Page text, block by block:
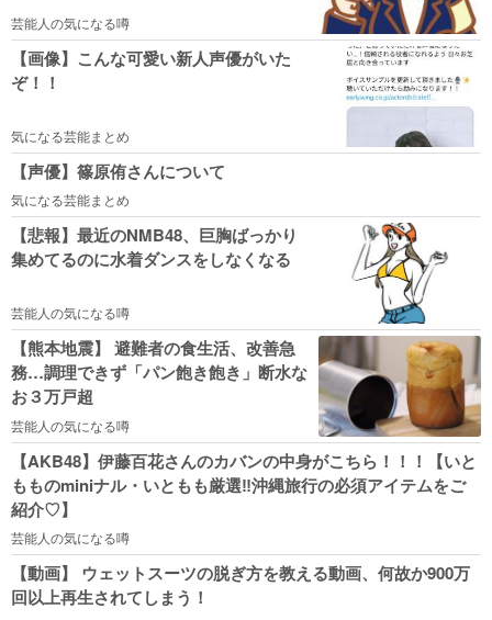
芸能人の気になる噂
【画像】こんな可愛い新人声優がいた
ぞ！！
気になる芸能まとめ
【声優】篠原侑さんについて
気になる芸能まとめ
【悲報】最近のNMB48、巨胸ばっかり
集めてるのに水着ダンスをしなくなる
芸能人の気になる噂
【熊本地震】 避難者の食生活、改善急
務…調理できず「パン飽き飽き」断水な
お３万戸超
芸能人の気になる噂
【AKB48】伊藤百花さんのカバンの中身がこちら！！！【いと
もものminiナル・いともも厳選‼︎沖縄旅行の必須アイテムをご
紹介♡】
芸能人の気になる噂
【動画】 ウェットスーツの脱ぎ方を教える動画、何故か900万
回以上再生されてしまう！